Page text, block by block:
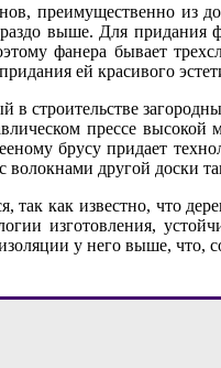
преимущественно из
выше. Для
фанера бывает
ей красивого
строительстве
прессе
брусу придает
волокнами другой доски
так как известно, что
изготовления,
у него выше,